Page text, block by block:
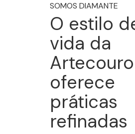
SOMOS DIAMANTE
O estilo
vida da
Artecouro
oferece
práticas
refinadas